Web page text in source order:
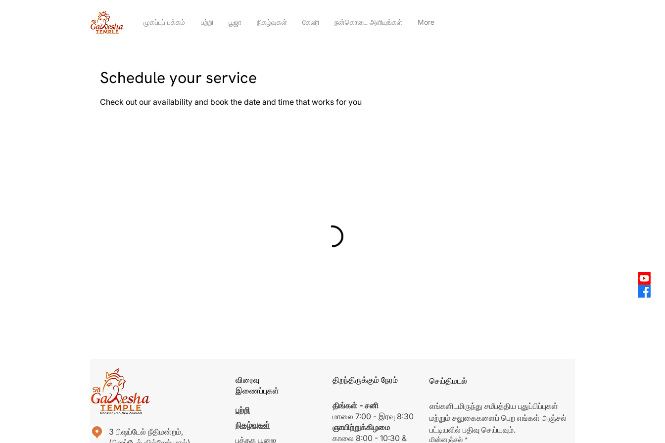
முகப்புப் பக்கம் பற்றி பூஜா நிகழ்வுகள் கேலரி நன்கொடை அளியுங்கள் More
Schedule your service
Check out our availability and book the date and time that works for you
3 பிஷப்டேல் நீதிமன்றம்,
விரைவு
இணைப்புகள்
பற்றி
நிகழ்வுகள்
புத்தக பூஜை
திறந்திருக்கும் நேரம்
திங்கள் - சனி
மாலை 7:00 - இரவு 8:30
ஞாயிற்றுக்கிழமை
காலை 8:00 - 10:30 &
செய்திமடல்
எங்களிடமிருந்து சமீபத்திய புதுப்பிப்புகள்
மற்றும் சலுகைகளைப் பெற எங்கள் அஞ்சல்
பட்டியலில் பதிவு செய்யவும்.
மின்னஞ்சல் *